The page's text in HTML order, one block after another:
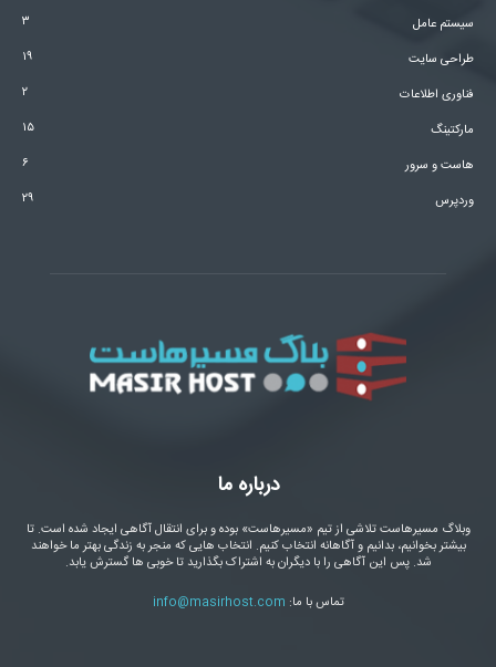
سیستم عامل
۳
طراحی سایت
۱۹
فناوری اطلاعات
۲
مارکتینگ
۱۵
هاست و سرور
۶
وردپرس
۲۹
درباره ما
وبلاگ مسیرهاست تلاشی از تیم «مسیرهاست» بوده و برای انتقال آگاهی ایجاد شده است. تا
بیشتر بخوانیم، بدانیم و آگاهانه انتخاب کنیم. انتخاب هایی که منجر به زندگی بهتر ما خواهند
شد. پس این آگاهی را با دیگران به اشتراک بگذارید تا خوبی ها گسترش یابد.
تماس با ما: info@masirhost.com